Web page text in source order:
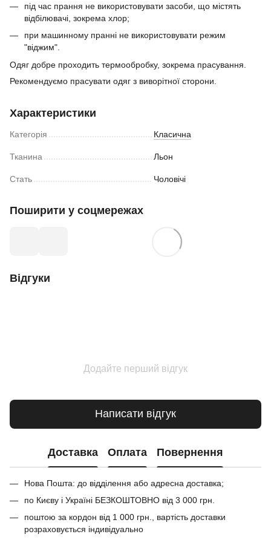
під час прання не використовувати засоби, що містять
відбілювачі, зокрема хлор;
​при машинному пранні не використовувати режим
"віджим".
Одяг добре проходить термообробку, зокрема прасування.
Рекомендуємо прасувати одяг з виворітної сторони.
Характеристики
Категорія Класична
Тканина Льон
Стать Чоловічі
Поширити у соцмережах
Відгуки
Додайте перший відгук
Написати відгук
Доставка Оплата Повернення
Нова Пошта: до відділення або адресна доставка;
по Києву і Україні БЕЗКОШТОВНО від 3 000 грн.
поштою за кордон від 1 000 грн., вартість доставки
розраховується індивідуально